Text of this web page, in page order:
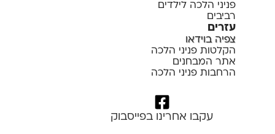
פניני הלכה לילדים
רביבים
עזרים
צפיה בוידאו
הקלטות פניני הלכה
אתר המבחנים
הרחבות פניני הלכה
עקבו אחרינו בפייסבוק